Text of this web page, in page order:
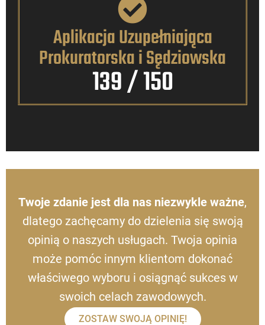
Aplikacja Uzupełniająca
Prokuratorska i Sędziowska
139 / 150
Twoje zdanie jest dla nas niezwykle ważne,
dlatego zachęcamy do dzielenia się swoją
opinią o naszych usługach. Twoja opinia
może pomóc innym klientom dokonać
właściwego wyboru i osiągnąć sukces w
swoich celach zawodowych.
ZOSTAW SWOJĄ OPINIĘ!